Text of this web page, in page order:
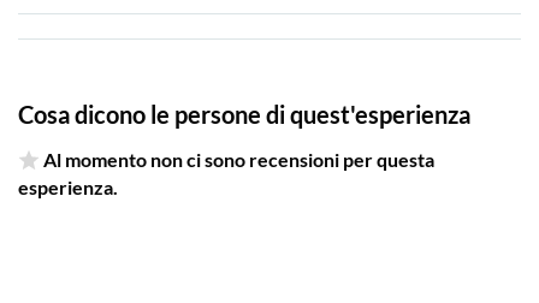
Cosa dicono le persone di quest'esperienza
Al momento non ci sono recensioni per questa
esperienza.